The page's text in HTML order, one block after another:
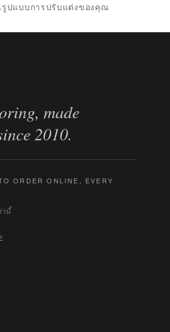
ปแบบการปรับแต่งของคุณ
made
2010.
ORDER ONLINE, EVERY
านี้